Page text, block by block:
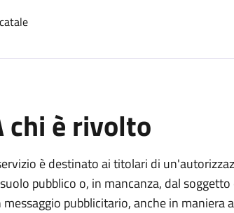
chi è rivolto
è destinato ai titolari di
pubblico o, in mancanza, dal
messaggio pubblicitario, anche in maniera